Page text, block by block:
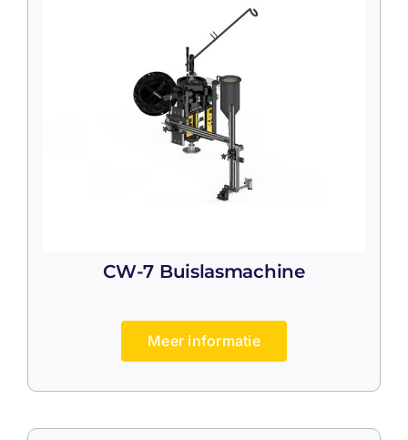
CW-7 Buislasmachine
Meer informatie